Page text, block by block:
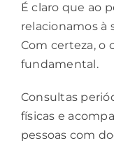
É claro que ao
relacionamos à
Com certeza, o
fundamental.
Consultas
físicas e
pessoas com